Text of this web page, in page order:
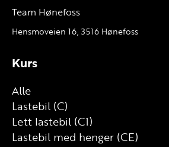
Team Hønefoss
Hensmoveien 16, 3516 Hønefoss
Kurs
Alle
Lastebil (C)
Lett lastebil (C1)
Lastebil med henger (CE)